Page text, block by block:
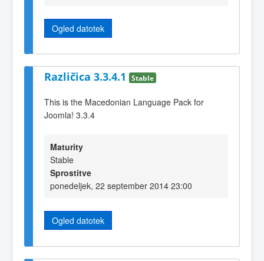
Ogled datotek
Različica 3.3.4.1 Stable
This is the Macedonian Language Pack for
Joomla! 3.3.4
Maturity
Stable
Sprostitve
ponedeljek, 22 september 2014 23:00
Ogled datotek